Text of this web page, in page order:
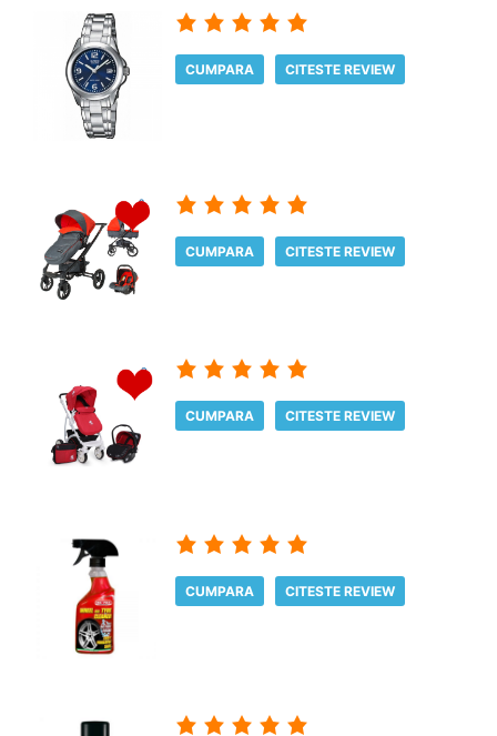
CUMPARA CITESTE REVIEW
CUMPARA CITESTE REVIEW
CUMPARA CITESTE REVIEW
CUMPARA CITESTE REVIEW